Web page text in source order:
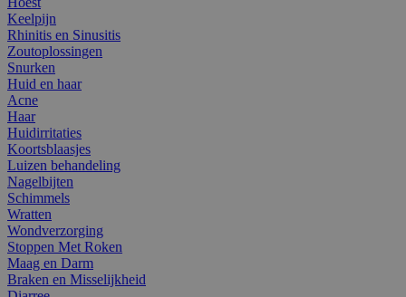
Keelpijn
Rhinitis en Sinusitis
Zoutoplossingen
Snurken
Huid en haar
Acne
Haar
Huidirritaties
Koortsblaasjes
Luizen behandeling
Nagelbijten
Schimmels
Wratten
Wondverzorging
Stoppen Met Roken
Maag en Darm
Braken en Misselijkheid